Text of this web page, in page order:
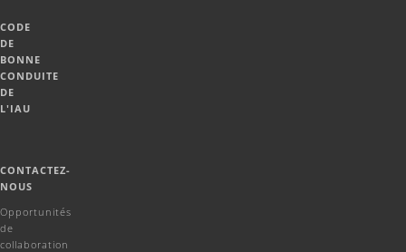
CODE
DE
BONNE
CONDUITE
DE
L'IAU
CONTACTEZ-
NOUS
Opportunités
de
collaboration